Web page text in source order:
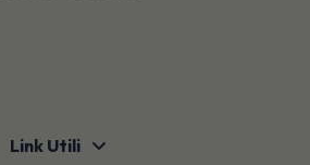
Link Utili